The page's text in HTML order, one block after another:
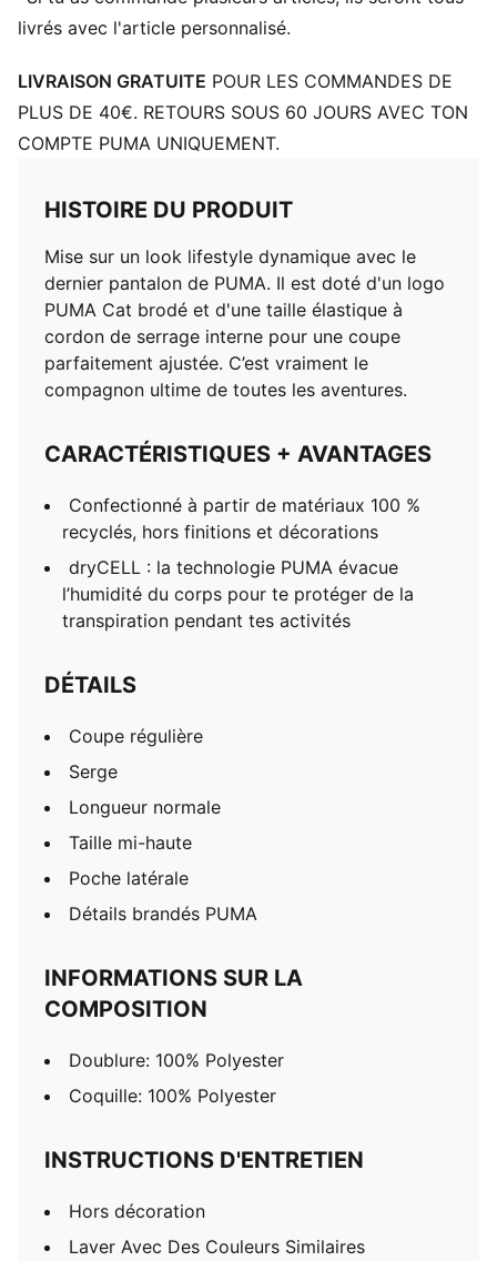
livrés avec l'article personnalisé.
LIVRAISON GRATUITE POUR LES COMMANDES DE
PLUS DE 40€. RETOURS SOUS 60 JOURS AVEC TON
COMPTE PUMA UNIQUEMENT.
HISTOIRE DU PRODUIT
Mise sur un look lifestyle dynamique avec le
dernier pantalon de PUMA. Il est doté d'un logo
PUMA Cat brodé et d'une taille élastique à
cordon de serrage interne pour une coupe
parfaitement ajustée. C’est vraiment le
compagnon ultime de toutes les aventures.
CARACTÉRISTIQUES + AVANTAGES
Confectionné à partir de matériaux 100 %
recyclés, hors finitions et décorations
dryCELL : la technologie PUMA évacue
l’humidité du corps pour te protéger de la
transpiration pendant tes activités
DÉTAILS
Coupe régulière
Serge
Longueur normale
Taille mi-haute
Poche latérale
Détails brandés PUMA
INFORMATIONS SUR LA
COMPOSITION
Doublure: 100% Polyester
Coquille: 100% Polyester
INSTRUCTIONS D'ENTRETIEN
Hors décoration
Laver Avec Des Couleurs Similaires